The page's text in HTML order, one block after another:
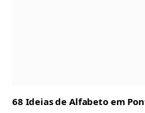
68 Ideias de Alfabeto em